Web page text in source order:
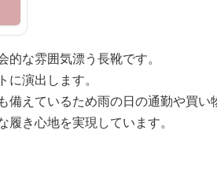
な雰囲気漂う長靴です。
演出します。
えているため雨の日の通勤や買い
き心地を実現しています。